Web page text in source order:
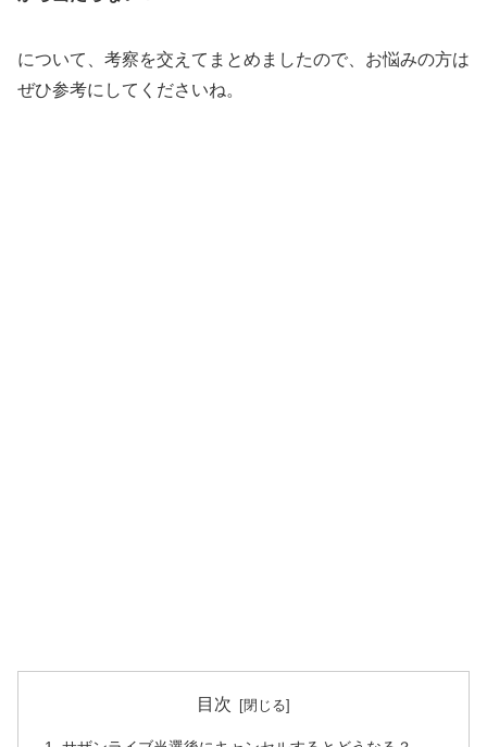
について、考察を交えてまとめましたので、お悩みの方は
ぜひ参考にしてくださいね。
目次